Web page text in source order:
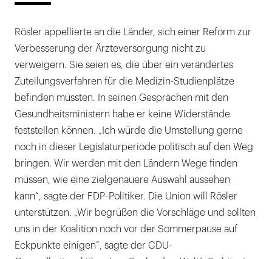
Rösler appellierte an die Länder, sich einer Reform zur
Verbesserung der Ärzteversorgung nicht zu
verweigern. Sie seien es, die über ein verändertes
Zuteilungsverfahren für die Medizin-Studienplätze
befinden müssten. In seinen Gesprächen mit den
Gesundheitsministern habe er keine Widerstände
feststellen können. „Ich würde die Umstellung gerne
noch in dieser Legislaturperiode politisch auf den Weg
bringen. Wir werden mit den Ländern Wege finden
müssen, wie eine zielgenauere Auswahl aussehen
kann“, sagte der FDP-Politiker. Die Union will Rösler
unterstützen. „Wir begrüßen die Vorschläge und sollten
uns in der Koalition noch vor der Sommerpause auf
Eckpunkte einigen“, sagte der CDU-